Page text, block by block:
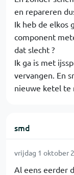
en repareren
Ik heb de elkos
component
dat slecht ?
Ik ga is met
vervangen. En
nieuwe ketel te
smd
vrijdag 1 oktober
Al eens eerder